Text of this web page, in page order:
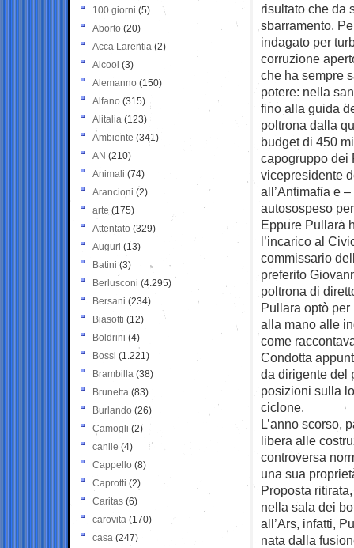
risultato che da
sbarramento.
indagato per
corruzione
che ha sempre
potere: nella
fino alla guida
poltrona dalla
budget di 450
capogruppo dei
vicepresidente
all’Antimafia e
autosospeso
Eppure Pullara
l’incarico al
commissario
preferito
poltrona di
Pullara optò per
alla mano alle
come
Condotta
da dirigente del
posizioni sulla
ciclone.
L’anno scorso,
libera alle
controversa
una sua
Proposta
nella sala dei
all’Ars, infatti,
nata dalla
100 giorni (5)
Aborto (20)
Acca Larentia (2)
Alcool (3)
Alemanno (150)
Alfano (315)
Alitalia (123)
Ambiente (341)
AN (210)
Animali (74)
Arancioni (2)
arte (175)
Attentato (329)
Auguri (13)
Batini (3)
Berlusconi (4.295)
Bersani (234)
Biasotti (12)
Boldrini (4)
Bossi (1.221)
Brambilla (38)
Brunetta (83)
Burlando (26)
Camogli (2)
canile (4)
Cappello (8)
Caprotti (2)
Caritas (6)
carovita (170)
casa (247)